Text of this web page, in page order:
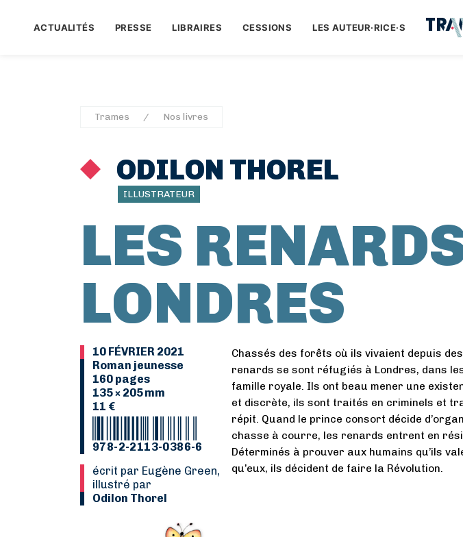
ACTUALITÉS PRESSE LIBRAIRES CESSIONS LES AUTEUR·RICE·S
Trames Nos livres
ODILON THOREL
ILLUSTRATEUR
LES
LONDRES
10 FÉVRIER 2021
Roman jeunesse
160 pages
135 × 205 mm
11 €
978-2-2113-0386-6
Écrit par Eugène Green,
illustré par
Odilon Thorel
Chassés des forêts où ils vivaient depuis
renards se sont réfugiés à Londres, dans
famille royale. Ils ont beau mener une
et discrète, ils sont traités en criminels et
répit. Quand le prince consort décide
chasse à courre, les renards entrent en
Déterminés à prouver aux humains qu’ils
qu’eux, ils décident de faire la Révolution.